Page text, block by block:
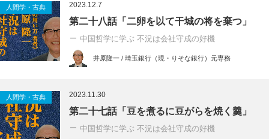
人間学・古典 2023.12.7
第二十八話「二卵を以て干城の将を棄つ」
中国哲学に学ぶ 不況は会社守成の好機
井原隆一 / 埼玉銀行（現・りそな銀行）元専務
人間学・古典 2023.11.30
第二十七話「豆を煮るに豆がらを焼く羹」
中国哲学に学ぶ 不況は会社守成の好機